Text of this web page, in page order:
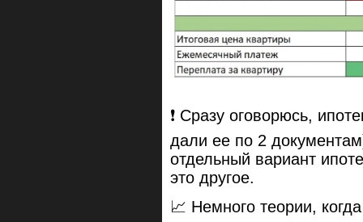
❗️ Сразу оговорюсь,
дали ее по 2
отдельный вариант
это другое.
📈 Немного теории,